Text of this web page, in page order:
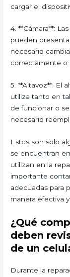
cargar el
4. **Cámara**:
pueden
necesario
correctamente o
5. **Altavoz**: El
utiliza tanto en
de funcionar o
necesario
Estos son solo
se encuentran
utilizan en la
importante
adecuadas para
manera efectiva y
¿Qué
deben
de un
Durante la